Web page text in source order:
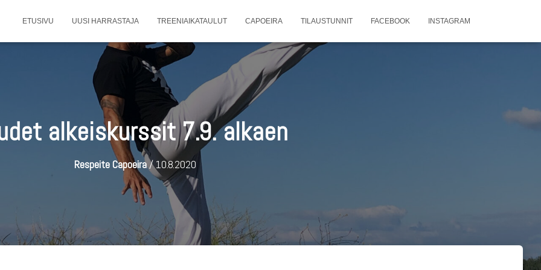
ETUSIVU UUSI HARRASTAJA TREENIAIKATAULUT CAPOEIRA TILAUSTUNNIT FACEBOOK INSTAGRAM
alkeiskurssit 7.9. alkaen
Respeite Capoeira/10.8.2020